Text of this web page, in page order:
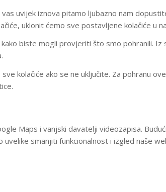
uvijek iznova pitamo ljubazno nam
uklonit ćemo sve postavljene kolačiće u
biste mogli provjeriti što smo pohranili.
kolačiće ako se ne uključite. Za pohranu
Maps i vanjski davatelji videozapisa.
smanjiti funkcionalnost i izgled naše